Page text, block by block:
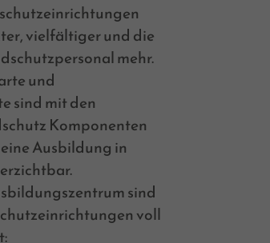
vielfältiger und die
mehr.
und
sind mit den
Komponenten
Ausbildung in
sind
voll